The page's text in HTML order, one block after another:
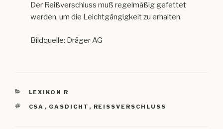
Der Reißverschluss muß regelmäßig gefettet
werden, um die Leichtgängigkeit zu erhalten.
Bildquelle: Dräger AG
KATEGORIEN
LEXIKON R
SCHLAGWÖRTER
CSA , GASDICHT , REISSVERSCHLUSS